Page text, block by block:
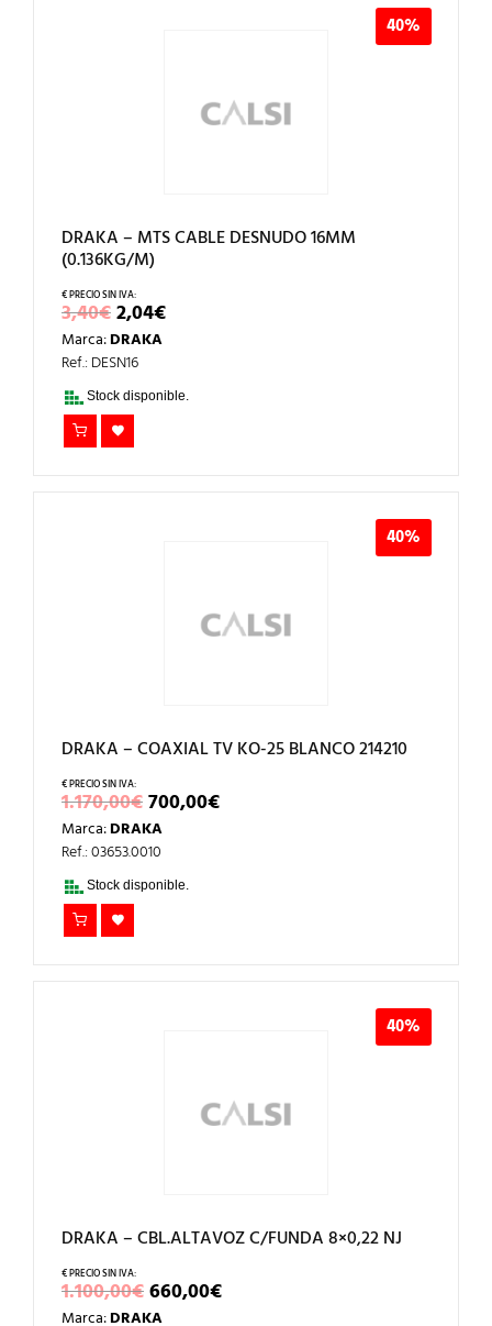
40%
DRAKA – MTS CABLE DESNUDO 16MM
(0.136KG/M)
3,40€EL
PRECIO
ORIGINAL
ERA:
3,40€.
2,04€EL
PRECIO
2,04€.
Marca:DRAKA
Ref.: DESN16
Stock disponible.
40%
DRAKA – COAXIAL TV KO-25 BLANCO 214210
1.170,00€EL
PRECIO
ORIGINAL
ERA:1.170,00€.
700,00€EL
PRECIO
Marca:DRAKA
Ref.: 03653.0010
Stock disponible.
40%
DRAKA – CBL.ALTAVOZ C/FUNDA 8×0,22 NJ
1.100,00€EL
PRECIO
660,00€EL
PRECIO
Marca:DRAKA